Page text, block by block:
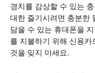
경치를 감상할 수 있는
대한 즐기시려면 충분한
담을 수 있는 휴대폰을
를 지불하기 위해 신용
것을 잊지 마세요.